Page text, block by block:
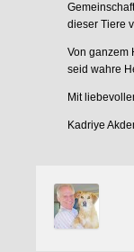
dieser Tiere
Von ganzem
seid wahre
Mit
Kadriye